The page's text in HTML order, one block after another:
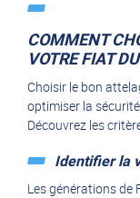
COMMENT
VOTRE FIAT
Choisir le bon
optimiser la
Découvrez les
Identifier la
Les générations de